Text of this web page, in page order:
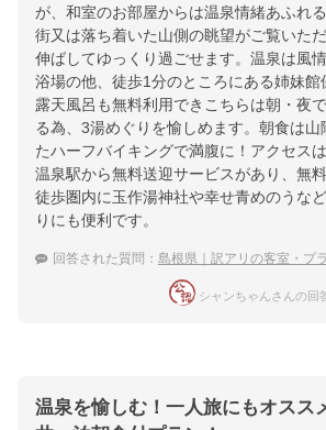
が、和室のお部屋からは温泉情緒あふれ
街又は落ち着いた山側の眺望がご覧いた
伸ばしてゆっくり過ごせます。温泉は風
浴場の他、徒歩1分のところにある姉妹館
露天風呂も無料利用できこちらは朝・夜
る為、3湯めぐりを愉しめます。朝食は山
たハーフバイキングで満腹に！アクセス
温泉駅から無料送迎サービスがあり、無
徒歩圏内に玉作湯神社や幸せ青めのうな
りにも便利です。
回答された質問： 島根県｜訳アリの客室・プランあり！お得
シャンちゃんさんの回
温泉を愉しむ！一人旅にもオスス